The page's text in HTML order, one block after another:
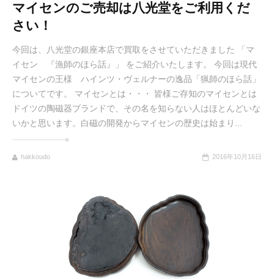
マイセンのご売却は八光堂をご利用くだ
さい！
今回は、八光堂の銀座本店で買取をさせていただきました 「マ
イセン 『漁師のほら話』」 をご紹介いたします。 今回は現代
マイセンの王様 ハインツ・ヴェルナーの逸品「猟師のほら話」
についてです。 マイセンとは・・・ 皆様ご存知のマイセンとは
ドイツの陶磁器ブランドで、その名を知らない人はほとんどいな
いかと思います。白磁の開発からマイセンの歴史は始まり...
hakkoudo 2016年10月16日